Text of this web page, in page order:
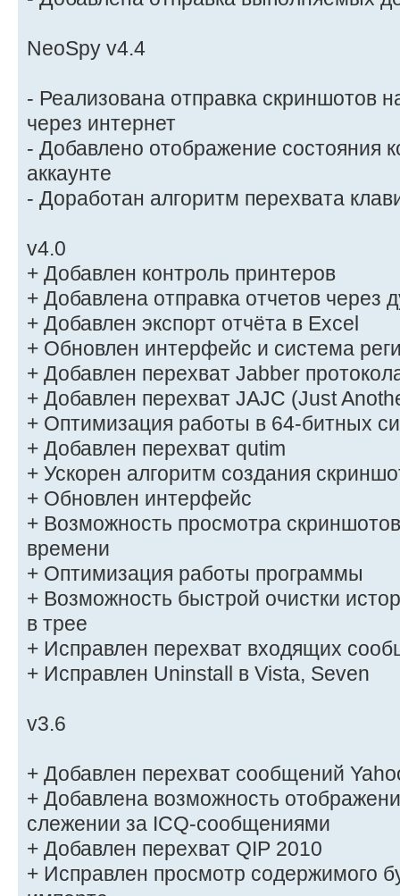
NeoSpy v4.4
- Реализована отправка скриншотов
через интернет
- Добавлено отображение состояния
аккаунте
- Доработан алгоритм перехвата
v4.0
+ Добавлен контроль принтеров
+ Добавлена отправка отчетов через
+ Добавлен экспорт отчёта в Excel
+ Обновлен интерфейс и система
+ Добавлен перехват Jabber
+ Добавлен перехват JAJC (Just
+ Оптимизация работы в 64-битных
+ Добавлен перехват qutim
+ Ускорен алгоритм создания
+ Обновлен интерфейс
+ Возможность просмотра
времени
+ Оптимизация работы программы
+ Возможность быстрой очистки
в трее
+ Исправлен перехват входящих
+ Исправлен Uninstall в Vista, Seven
v3.6
+ Добавлен перехват сообщений
+ Добавлена возможность
слежении за ICQ-сообщениями
+ Добавлен перехват QIP 2010
+ Исправлен просмотр содержимого